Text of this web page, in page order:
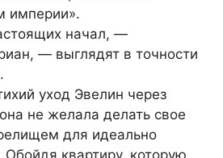
империи».
начал, —
— выглядят в точности
уход Эвелин через
не желала делать свое
для идеально